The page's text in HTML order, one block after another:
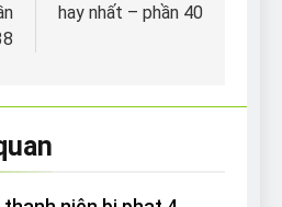
hay nhất – phần 40